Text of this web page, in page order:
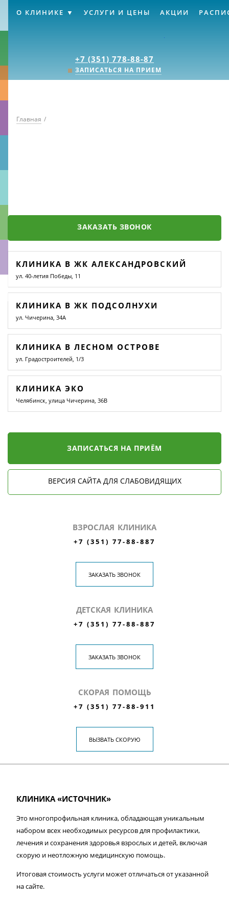
+7 (351) 778-88-87
ЗАПИСАТЬСЯ НА ПРИЕМ
О КЛИНИКЕ УСЛУГИ И ЦЕНЫ АКЦИИ
Главная /
ЗАКАЗАТЬ ЗВОНОК
КЛИНИКА В ЖК АЛЕКСАНДРОВСКИЙ
ул. 40-летия Победы, 11
КЛИНИКА В ЖК ПОДСОЛНУХИ
ул. Чичерина, 34А
КЛИНИКА В ЛЕСНОМ ОСТРОВЕ
ул. Градостроителей, 1/3
КЛИНИКА ЭКО
Челябинск, улица Чичерина, 36В
ЗАПИСАТЬСЯ НА ПРИЁМ
ВЕРСИЯ САЙТА ДЛЯ СЛАБОВИДЯЩИХ
ВЗРОСЛАЯ КЛИНИКА
+7 (351) 77-88-887
ЗАКАЗАТЬ ЗВОНОК
ДЕТСКАЯ КЛИНИКА
+7 (351) 77-88-887
ЗАКАЗАТЬ ЗВОНОК
СКОРАЯ ПОМОЩЬ
+7 (351) 77-88-911
ВЫЗВАТЬ СКОРУЮ
КЛИНИКА «ИСТОЧНИК»
Это многопрофильная клиника, обладающая уникальным
набором всех необходимых ресурсов для профилактики,
лечения и сохранения здоровья взрослых и детей, включая
скорую и неотложную медицинскую помощь.
Итоговая стоимость услуги может отличаться от указанной
на сайте.